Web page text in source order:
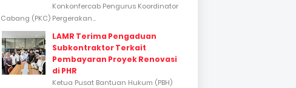
Konkonfercab Pengurus Koordinator
Cabang (PKC) Pergerakan...
LAMR Terima Pengaduan
Subkontraktor Terkait
Pembayaran Proyek Renovasi
di PHR
Ketua Pusat Bantuan Hukum (PBH)